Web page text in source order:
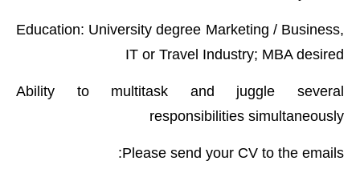
المرحلة الاعدادية
ملازم دراسية
المرحلة الابتدائية
Education: University degree Marketing / Business,
IT or Travel Industry; MBA desired
Ability to multitask and juggle several
responsibilities simultaneously
Please send your CV to the emails: